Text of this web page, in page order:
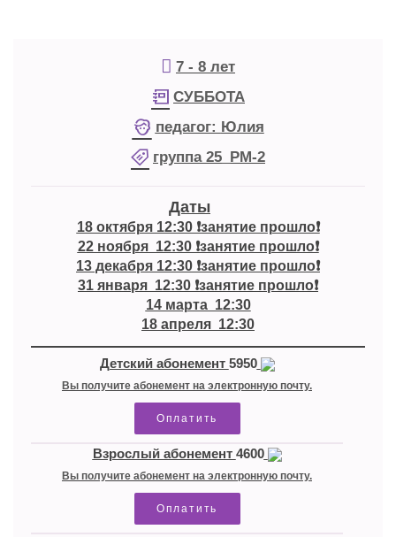
7 - 8 лет
СУББОТА
педагог: Юлия
группа 25_РМ-2
Даты
18 октября 12:30 ❗занятие прошло❗
22 ноября  12:30 ❗занятие прошло❗
13 декабря 12:30 ❗занятие прошло❗
31 января  12:30 ❗занятие прошло❗
14 марта  12:30
18 апреля  12:30
Детский абонемент 5950
Вы получите абонемент на электронную почту.
Оплатить
Взрослый абонемент 4600
Вы получите абонемент на электронную почту.
Оплатить